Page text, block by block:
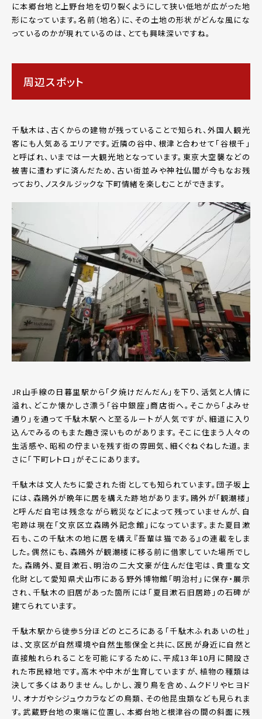
に本郷台地と上野台地を切り裂くようにして狭い低地が広がった地
形になっています。名前（地名）に、その土地の形状がどんな風にな
っているのかが現れているのは、とても興味深いですね。
周辺スポット
千駄木は、古くからの建物が残っていることで知られ、外国人観光
客にも人気あるエリアです。近隣の谷中、根津と合わせて「谷根千」
と呼ばれ、いまでは一大観光地となっています。東京大空襲などの
被害に遭わずに済んだため、古い街並みや神社仏閣が今もなお残
っており、ノスタルジックな下町情緒を楽しむことができます。
JR山手線の日暮里駅から「夕焼けだんだん」を下り、活気と人情に
溢れ、どこか懐かしさ漂う「谷中銀座」商店街へ。そこから「よみせ
通り」を通って千駄木駅へと至るルートが人気ですが、細道に入り
込んでみるのもまた趣き深いものがあります。そこに住まう人々の
生活感や、昭和の佇まいを残す街の雰囲気、細くぐねぐねした道。ま
さに「下町レトロ」がそこにあります。
千駄木は文人たちに愛された街としても知られています。団子坂上
には、森鴎外が晩年に居を構えた跡地があります。鴎外が「観潮楼」
と呼んだ自宅は残念ながら戦災などによって残っていませんが、自
宅跡は現在「文京区立森鴎外記念館」になっています。また夏目漱
石も、この千駄木の地に居を構え『吾輩は猫である』の連載をしま
した。偶然にも、森鴎外が観潮楼に移る前に借家していた場所でし
た。森鴎外、夏目漱石、明治の二大文豪が住んだ住宅は、貴重な文
化財として愛知県犬山市にある野外博物館「明治村」に保存・展示
され、千駄木の旧居があった箇所には「夏目漱石旧居跡」の石碑が
建てられています。
千駄木駅から徒歩5分ほどのところにある「千駄木ふれあいの杜」
は、文京区が自然環境や自然生態保全と共に、区民が身近に自然と
直接触れられることを可能にするために、平成13年10月に開設さ
れた市民緑地です。高木や中木が生育していますが、植物の種類は
決して多くはありません。しかし、渡り鳥を含め、ムクドリやヒヨド
リ、オナガやシジュウカラなどの鳥類、その他昆虫類なども見られま
す。武蔵野台地の東端に位置し、本郷台地と根津谷の間の斜面に残